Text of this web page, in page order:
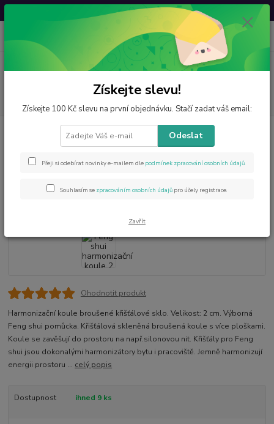
Svatovavřinecká sleva: 20 % s kódemVAVRINEC20
Menu
CZK 0
za
Esoterika
Feng shui harmonizační koule 2 cm,
Feng shui harmonizační koule 2
cm, růžová
Ohodnotit produkt
Harmonizační koule broušené křišťálové sklo. Velikost: 2 cm. Výborná
Feng shui pomůcka. Křišťálová skleněná broušená koule s více ploškami.
Koule se zavěšují do prostoru na např.silonovou nit. Křišťály pro Feng
shui jsou dokonalými harmonizátory bytu i pracoviště. Jemně harmonizují
energii prostoru ... celý popis
Dostupnost ihned 9 ks
Získejte slevu!
Získejte 100 Kč slevu na první objednávku. Stačí zadat váš email:
Odeslat
Přeji si odebírat novinky e-mailem dle podmínek zpracování osobních údajů.
Souhlasím se zpracováním osobních údajů pro účely registrace.
Zavřít